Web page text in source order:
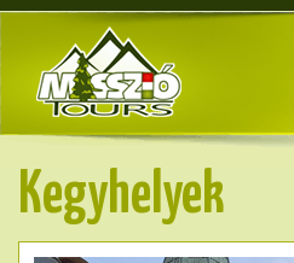
Kegyhelyek